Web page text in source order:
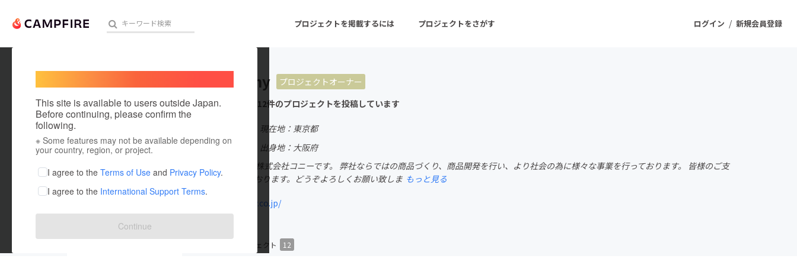
ログイン / 新規会員登録
プロジェクトを掲載するには プロジェクトをさがす
人気のプロジェクト 注目のリターン 注目の新着プロジェクト
アート・写真 音楽
テクノロジー・ガジェット
ゲーム・サービス開発 フード・飲食店
ファッション
映像・映画
ビジネス・起業
まちづくり・地域活性化
This site is available to users outside Japan.
Before continuing, please confirm the
following.
※ Some features may not be available depending on
your country, region, or project.
I agree to the Terms of Use and Privacy Policy.
I agree to the International Support Terms.
Continue
conycony
プロジェクトオーナー
これまでに12件のプロジェクトを投稿しています
現在地：東京都
出身国：日本
出身地：大阪府
初めまして。 株式会社コニーです。 弊社ならではの商品づくり、商品開発を行い、より社会の為に様々な事業を行っております。 皆様のご支
援お待ちしております。どうぞよろしくお願い致しま もっと見る
www.cony.co.jp/
プロジェクト 12